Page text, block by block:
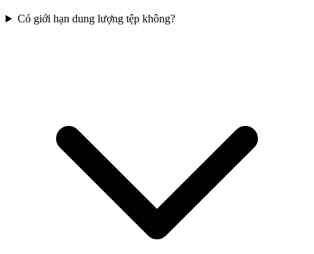
Có giới hạn dung lượng tệp không?